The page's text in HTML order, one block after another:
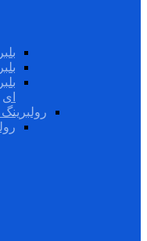
ای
رولبرینگ